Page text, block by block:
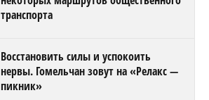
транспорта
Восстановить силы и успокоить
нервы. Гомельчан зовут на «Релакс —
пикник»